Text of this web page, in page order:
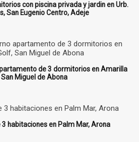
con piscina privada y jardin en Urb.
San Eugenio Centro, Adeje
de 3 dormitorios en Amarilla
San Miguel de Abona
habitaciones en Palm Mar, Arona